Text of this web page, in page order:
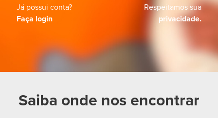
Já possui conta?
Faça login
Respeitamos sua
privacidade.
Saiba onde nos encontrar